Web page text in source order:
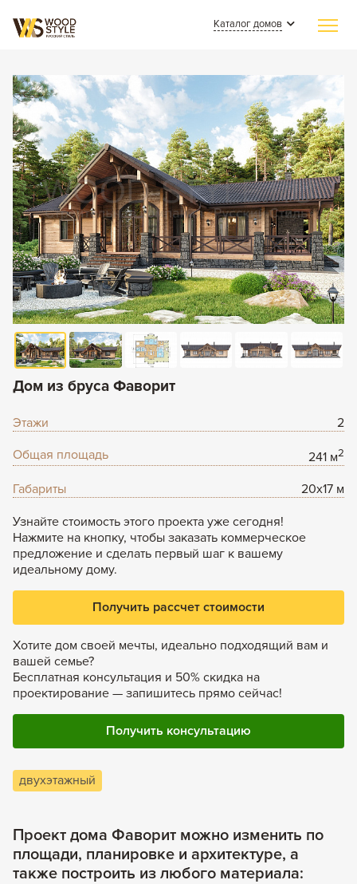
Индивидуальное строительство
Каталог домов
Из клееного бруса
Из бревна
Каменные
Комбинированные
Наши работы
СМИ о нас
Полезные статьи
О компании
Контакты
Задать вопрос
Каталог домов
Дом из бруса Фаворит
Этажи 2
Общая площадь 241 м2
Габариты 20x17 м
Узнайте стоимость этого проекта уже сегодня!
Нажмите на кнопку, чтобы заказать коммерческое
предложение и сделать первый шаг к вашему
идеальному дому.
Получить рассчет стоимости
Хотите дом своей мечты, идеально подходящий вам и
вашей семье?
Бесплатная консультация и 50% скидка на
проектирование — запишитесь прямо сейчас!
Получить консультацию
двухэтажный
Проект дома Фаворит можно изменить по
площади, планировке и архитектуре, а
также построить из любого материала: